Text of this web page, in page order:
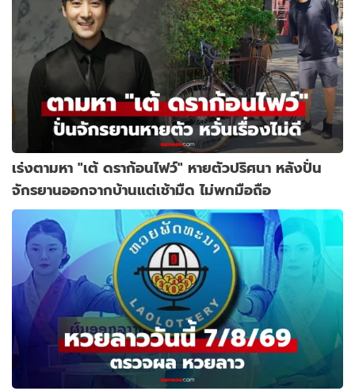
เร่งตามหา "เต้ ดราก้อนไฟว์" หายตัวปริศนา หลังปั่น
จักรยานออกจากบ้านแต่เช้ามืด ไม่พกมือถือ